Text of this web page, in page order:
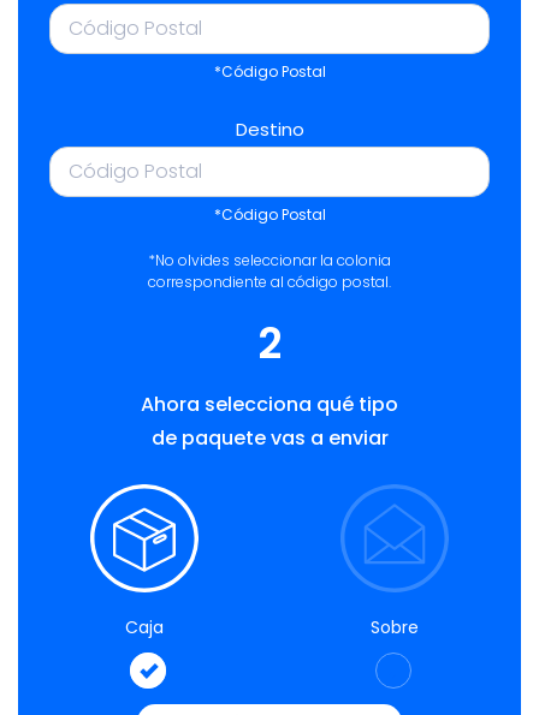
*Código Postal
Destino
*Código Postal
*No olvides seleccionar la colonia
correspondiente al código postal.
2
Ahora selecciona qué tipo
de paquete vas a enviar
Caja Sobre